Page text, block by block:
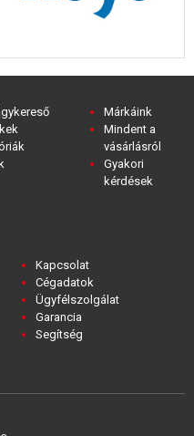
Márkáink
Mindent a
vásárlásról
Gyakori
kérdések
Kapcsolat
Cégadatok
Ügyfélszolgálat
Garancia
Segítség